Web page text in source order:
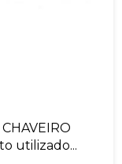
utilizado...